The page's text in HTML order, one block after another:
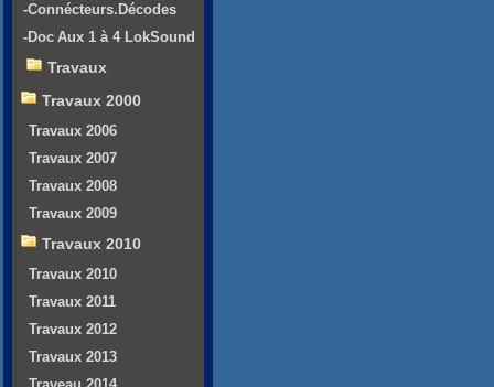
-Connécteurs.Décodes
-Doc Aux 1 à 4 LokSound
Travaux
Travaux 2000
Travaux 2006
Travaux 2007
Travaux 2008
Travaux 2009
Travaux 2010
Travaux 2010
Travaux 2011
Travaux 2012
Travaux 2013